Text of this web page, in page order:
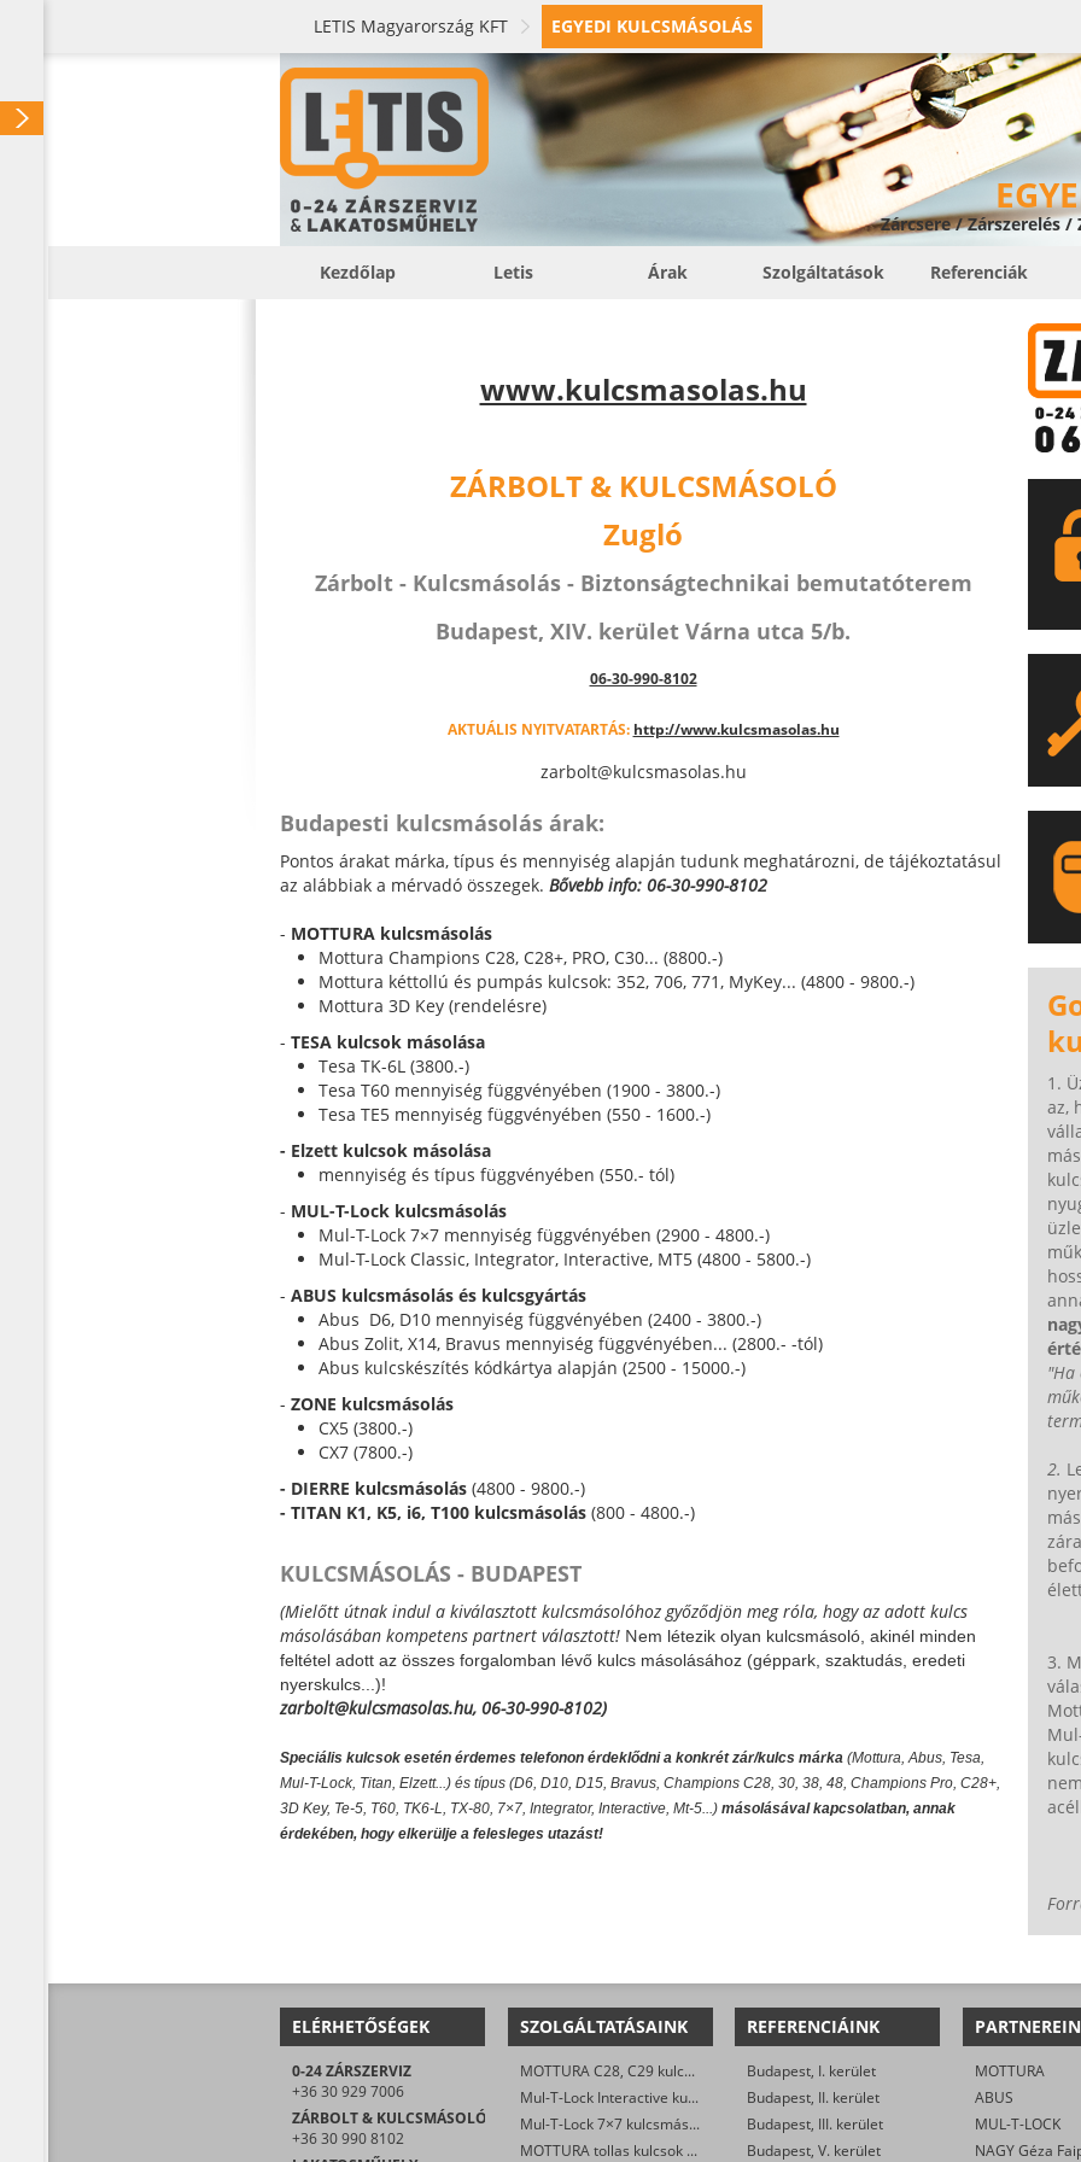
LETIS Magyarország KFT EGYEDI KULCSMÁSOLÁS
Zárcsere / Zárszerelés
Kezdőlap Letis Árak Szolgáltatások Referenciák
www.kulcsmasolas.hu
ZÁRBOLT & KULCSMÁSOLÓ
Zugló
Zárbolt - Kulcsmásolás - Biztonságtechnikai bemutatóterem
Budapest, XIV. kerület Várna utca 5/b.
06-30-990-8102
AKTUÁLIS NYITVATARTÁS: http://www.kulcsmasolas.hu
zarbolt@kulcsmasolas.hu
Budapesti kulcsmásolás árak:
Pontos árakat márka, típus és mennyiség alapján tudunk meghatározni, de tájékoztatásul
az alábbiak a mérvadó összegek. Bővebb info: 06-30-990-8102
- MOTTURA kulcsmásolás
Mottura Champions C28, C28+, PRO, C30... (8800.-)
Mottura kéttollú és pumpás kulcsok: 352, 706, 771, MyKey... (4800 - 9800.-)
Mottura 3D Key (rendelésre)
- TESA kulcsok másolása
Tesa TK-6L (3800.-)
Tesa T60 mennyiség függvényében (1900 - 3800.-)
Tesa TE5 mennyiség függvényében (550 - 1600.-)
- Elzett kulcsok másolása
mennyiség és típus függvényében (550.- tól)
- MUL-T-Lock kulcsmásolás
Mul-T-Lock 7×7 mennyiség függvényében (2900 - 4800.-)
Mul-T-Lock Classic, Integrator, Interactive, MT5 (4800 - 5800.-)
- ABUS kulcsmásolás és kulcsgyártás
Abus D6, D10 mennyiség függvényében (2400 - 3800.-)
Abus Zolit, X14, Bravus mennyiség függvényében... (2800.- -tól)
Abus kulcskészítés kódkártya alapján (2500 - 15000.-)
- ZONE kulcsmásolás
CX5 (3800.-)
CX7 (7800.-)
- DIERRE kulcsmásolás (4800 - 9800.-)
- TITAN K1, K5, i6, T100 kulcsmásolás (800 - 4800.-)
KULCSMÁSOLÁS - BUDAPEST
(Mielőtt útnak indul a kiválasztott kulcsmásolóhoz győződjön meg róla, hogy az adott kulcs
másolásában kompetens partnert választott! Nem létezik olyan kulcsmásoló, akinél minden
feltétel adott az összes forgalomban lévő kulcs másolásához (géppark, szaktudás, eredeti
nyerskulcs...)!
zarbolt@kulcsmasolas.hu, 06-30-990-8102)
Speciális kulcsok esetén érdemes telefonon érdeklődni a konkrét zár/kulcs márka (Mottura, Abus, Tesa,
Mul-T-Lock, Titan, Elzett...) és típus (D6, D10, D15, Bravus, Champions C28, 30, 38, 48, Champions Pro, C28+,
3D Key, Te-5, T60, TK6-L, TX-80, 7×7, Integrator, Interactive, Mt-5...) másolásával kapcsolatban, annak
érdekében, hogy elkerülje a felesleges utazást!
1.
az,
"Ha
2.
3.
ELÉRHETŐSÉGEK
0-24 ZÁRSZERVIZ
+36 30 929 7006
ZÁRBOLT & KULCSMÁSOLÓ
+36 30 990 8102
SZOLGÁLTATÁSAINK
MOTTURA C28, C29 kulcsmásolás
Mul-T-Lock Interactive kulcsmásolás
Mul-T-Lock 7×7 kulcsmásolás
MOTTURA tollas kulcsok másolása
REFERENCIÁINK
Budapest, I. kerület
Budapest, II. kerület
Budapest, III. kerület
Budapest, V. kerület
MOTTURA
ABUS
MUL-T-LOCK
NAGY Géza